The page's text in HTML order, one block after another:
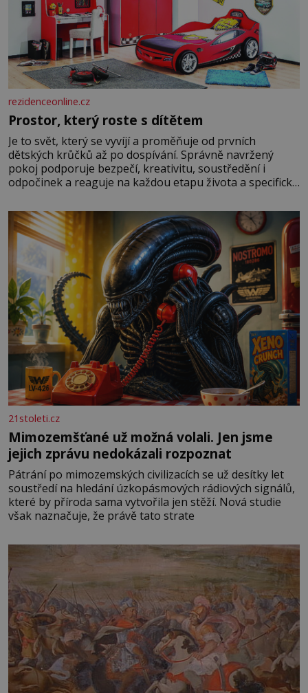
rezidenceonline.cz
Prostor, který roste s dítětem
Je to svět, který se vyvíjí a proměňuje od prvních
dětských krůčků až po dospívání. Správně navržený
pokoj podporuje bezpečí, kreativitu, soustředění i
odpočinek a reaguje na každou etapu života a specifické
měkkost a bezpečí, proto by pokoj miminka měl působit
především klidně a útulně. Předškolní věk je
21stoleti.cz
Mimozemšťané už možná volali. Jen jsme
jejich zprávu nedokázali rozpoznat
Pátrání po mimozemských civilizacích se už desítky let
soustředí na hledání úzkopásmových rádiových signálů,
které by příroda sama vytvořila jen stěží. Nová studie
však naznačuje, že právě tato strate